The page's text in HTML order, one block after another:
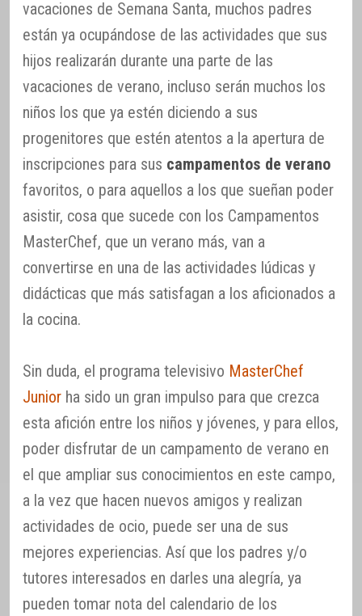
vacaciones de Semana Santa, muchos padres
están ya ocupándose de las actividades que sus
hijos realizarán durante una parte de las
vacaciones de verano, incluso serán muchos los
niños los que ya estén diciendo a sus
progenitores que estén atentos a la apertura de
inscripciones para sus campamentos de verano
favoritos, o para aquellos a los que sueñan poder
asistir, cosa que sucede con los Campamentos
MasterChef, que un verano más, van a
convertirse en una de las actividades lúdicas y
didácticas que más satisfagan a los aficionados a
la cocina.
Sin duda, el programa televisivo MasterChef
Junior ha sido un gran impulso para que crezca
esta afición entre los niños y jóvenes, y para ellos,
poder disfrutar de un campamento de verano en
el que ampliar sus conocimientos en este campo,
a la vez que hacen nuevos amigos y realizan
actividades de ocio, puede ser una de sus
mejores experiencias. Así que los padres y/o
tutores interesados en darles una alegría, ya
pueden tomar nota del calendario de los